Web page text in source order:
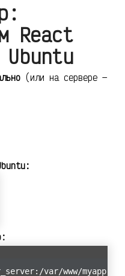
React
(или на сервере —
var/www/myapp